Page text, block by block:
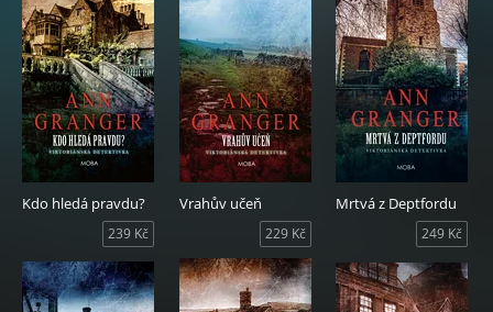
Kdo hledá pravdu?
239 Kč
Vrahův učeň
229 Kč
Mrtvá z Deptfordu
249 Kč